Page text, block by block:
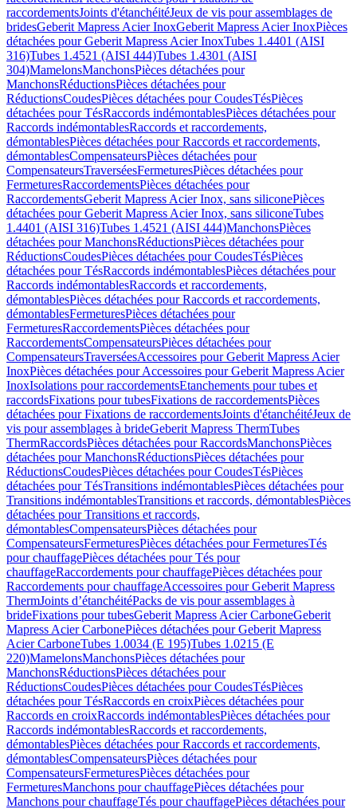
raccordementsJoints d'étanchéitéJeux de vis pour assemblages de
bridesGeberit Mapress Acier InoxGeberit Mapress Acier InoxPièces
détachées pour Geberit Mapress Acier InoxTubes 1.4401 (AISI
316)Tubes 1.4521 (AISI 444)Tubes 1.4301 (AISI
304)MamelonsManchonsPièces détachées pour
ManchonsRéductionsPièces détachées pour
RéductionsCoudesPièces détachées pour CoudesTésPièces
détachées pour TésRaccords indémontablesPièces détachées pour
Raccords indémontablesRaccords et raccordements,
démontablesPièces détachées pour Raccords et raccordements,
démontablesCompensateursPièces détachées pour
CompensateursTraverséesFermeturesPièces détachées pour
FermeturesRaccordementsPièces détachées pour
RaccordementsGeberit Mapress Acier Inox, sans siliconePièces
détachées pour Geberit Mapress Acier Inox, sans siliconeTubes
1.4401 (AISI 316)Tubes 1.4521 (AISI 444)ManchonsPièces
détachées pour ManchonsRéductionsPièces détachées pour
RéductionsCoudesPièces détachées pour CoudesTésPièces
détachées pour TésRaccords indémontablesPièces détachées pour
Raccords indémontablesRaccords et raccordements,
démontablesPièces détachées pour Raccords et raccordements,
démontablesFermeturesPièces détachées pour
FermeturesRaccordementsPièces détachées pour
RaccordementsCompensateursPièces détachées pour
CompensateursTraverséesAccessoires pour Geberit Mapress Acier
InoxPièces détachées pour Accessoires pour Geberit Mapress Acier
InoxIsolations pour raccordementsEtanchements pour tubes et
raccordsFixations pour tubesFixations de raccordementsPièces
détachées pour Fixations de raccordementsJoints d'étanchéitéJeux de
vis pour assemblages à brideGeberit Mapress ThermTubes
ThermRaccordsPièces détachées pour RaccordsManchonsPièces
détachées pour ManchonsRéductionsPièces détachées pour
RéductionsCoudesPièces détachées pour CoudesTésPièces
détachées pour TésTransitions indémontablesPièces détachées pour
Transitions indémontablesTransitions et raccords, démontablesPièces
détachées pour Transitions et raccords,
démontablesCompensateursPièces détachées pour
CompensateursFermeturesPièces détachées pour FermeturesTés
pour chauffagePièces détachées pour Tés pour
chauffageRaccordements pour chauffagePièces détachées pour
Raccordements pour chauffageAccessoires pour Geberit Mapress
ThermJoints d’étanchéitéPacks de vis pour assemblages à
brideFixations pour tubesGeberit Mapress Acier CarboneGeberit
Mapress Acier CarbonePièces détachées pour Geberit Mapress
Acier CarboneTubes 1.0034 (E 195)Tubes 1.0215 (E
220)MamelonsManchonsPièces détachées pour
ManchonsRéductionsPièces détachées pour
RéductionsCoudesPièces détachées pour CoudesTésPièces
détachées pour TésRaccords en croixPièces détachées pour
Raccords en croixRaccords indémontablesPièces détachées pour
Raccords indémontablesRaccords et raccordements,
démontablesPièces détachées pour Raccords et raccordements,
démontablesCompensateursPièces détachées pour
CompensateursFermeturesPièces détachées pour
FermeturesManchons pour chauffagePièces détachées pour
Manchons pour chauffageTés pour chauffagePièces détachées pour